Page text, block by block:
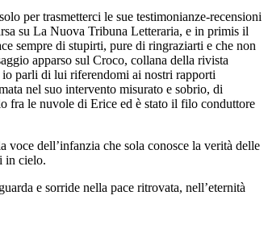
per trasmetterci le sue testimonianze-recensioni
su La Nuova Tribuna Letteraria, e in primis il
sempre di stupirti, pure di ringraziarti e che non
apparso sul Croco, collana della rivista
io parli di lui riferendomi ai nostri rapporti
nel suo intervento misurato e sobrio, di
fra le nuvole di Erice ed è stato il filo conduttore
dell’infanzia che sola conosce la verità delle
in cielo.
e sorride nella pace ritrovata, nell’eternità